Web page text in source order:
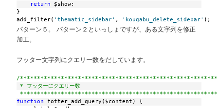
return $show;
}
add_filter( 'thematic_sidebar' , 'kougabu_delete_sidebar' );
パターン５。 パターン２といっしょですが、ある文字列を修正
加工。
フッター文字列にクエリー数をだしています。
/
* フッターにクエリー数
function fotter_add_query($content) {